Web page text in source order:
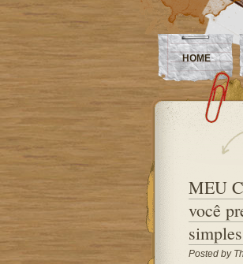
HOME
MEU
você
Posted by